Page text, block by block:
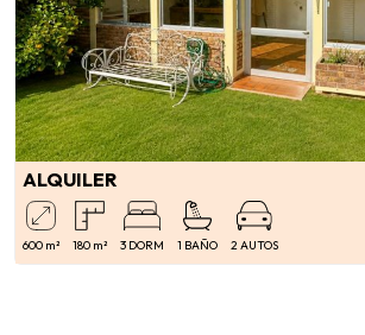
ALQUILER
600 m² 180 m² 3 DORM 1 BAÑO 2 AUTOS